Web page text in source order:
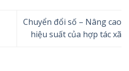
Chuyển đổi số – Nâng cao
hiệu suất của hợp tác xã